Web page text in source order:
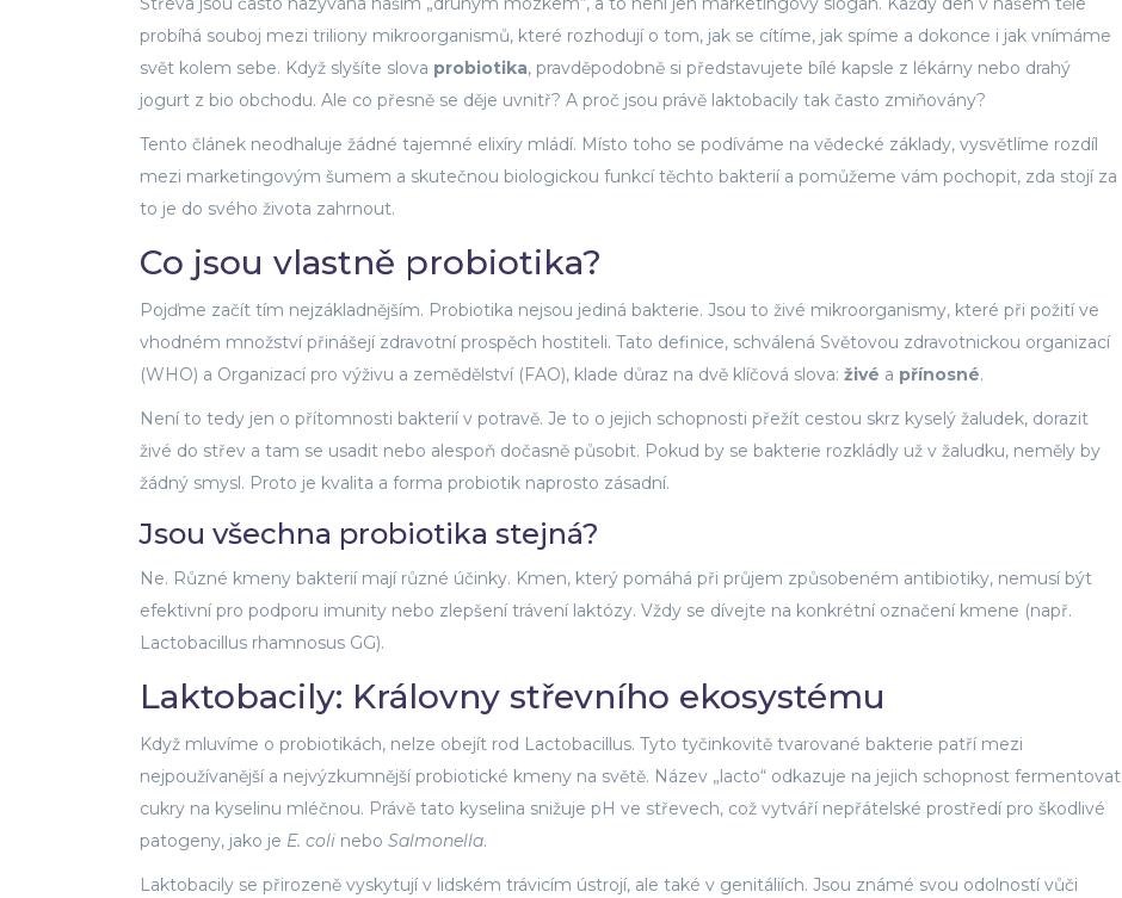
probíhá souboj mezi triliony mikroorganismů, které rozhodují o tom, jak se cítíme, jak spíme a dokonce i jak vnímáme
svět kolem sebe. Když slyšíte slova probiotika, pravděpodobně si představujete bílé kapsle z lékárny nebo drahý
jogurt z bio obchodu. Ale co přesně se děje uvnitř? A proč jsou právě laktobacily tak často zmiňovány?
Tento článek neodhaluje žádné tajemné elixíry mládí. Místo toho se podíváme na vědecké základy, vysvětlíme rozdíl
mezi marketingovým šumem a skutečnou biologickou funkcí těchto bakterií a pomůžeme vám pochopit, zda stojí za
to je do svého života zahrnout.
Co jsou vlastně probiotika?
Pojďme začít tím nejzákladnějším. Probiotika nejsou jediná bakterie. Jsou to živé mikroorganismy, které při požití ve
vhodném množství přinášejí zdravotní prospěch hostiteli. Tato definice, schválená Světovou zdravotnickou organizací
(WHO) a Organizací pro výživu a zemědělství (FAO), klade důraz na dvě klíčová slova: živé a přínosné.
Není to tedy jen o přítomnosti bakterií v potravě. Je to o jejich schopnosti přežít cestou skrz kyselý žaludek, dorazit
živé do střev a tam se usadit nebo alespoň dočasně působit. Pokud by se bakterie rozkládly už v žaludku, neměly by
žádný smysl. Proto je kvalita a forma probiotik naprosto zásadní.
Jsou všechna probiotika stejná?
Ne. Různé kmeny bakterií mají různé účinky. Kmen, který pomáhá při průjem způsobeném antibiotiky, nemusí být
efektivní pro podporu imunity nebo zlepšení trávení laktózy. Vždy se dívejte na konkrétní označení kmene (např.
Lactobacillus rhamnosus GG).
Laktobacily: Královny střevního ekosystému
Když mluvíme o probiotikách, nelze obejít rod Lactobacillus. Tyto tyčinkovitě tvarované bakterie patří mezi
nejpoužívanější a nejvýzkumnější probiotické kmeny na světě. Název „lacto“ odkazuje na jejich schopnost fermentovat
cukry na kyselinu mléčnou. Právě tato kyselina snižuje pH ve střevech, což vytváří nepřátelské prostředí pro škodlivé
patogeny, jako je E. coli nebo Salmonella.
Laktobacily se přirozeně vyskytují v lidském trávicím ústrojí, ale také v genitáliích. Jsou známé svou odolností vůči